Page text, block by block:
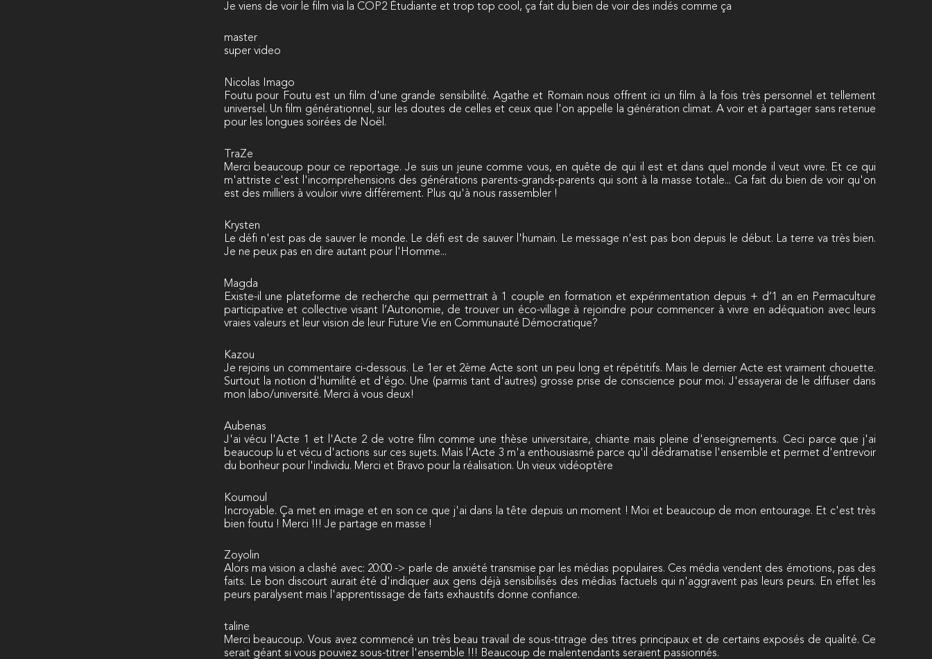
Je viens de voir le film via la COP2 Étudiante et trop top cool, ça fait du bien de voir des indés comme ça
master
super video
Nicolas Imago
Foutu pour Foutu est un film d'une grande sensibilité. Agathe et Romain nous offrent ici un film à la fois très personnel et tellement
universel. Un film générationnel, sur les doutes de celles et ceux que l'on appelle la génération climat. A voir et à partager sans retenue
pour les longues soirées de Noël.
TraZe
Merci beaucoup pour ce reportage. Je suis un jeune comme vous, en quête de qui il est et dans quel monde il veut vivre. Et ce qui
m'attriste c'est l'incomprehensions des générations parents-grands-parents qui sont à la masse totale... Ca fait du bien de voir qu'on
est des milliers à vouloir vivre différement. Plus qu'à nous rassembler !
Krysten
Le défi n'est pas de sauver le monde. Le défi est de sauver l'humain. Le message n'est pas bon depuis le début. La terre va très bien.
Je ne peux pas en dire autant pour l'Homme...
Magda
Existe-il une plateforme de recherche qui permettrait à 1 couple en formation et expérimentation depuis + d’1 an en Permaculture
participative et collective visant l’Autonomie, de trouver un éco-village à rejoindre pour commencer à vivre en adéquation avec leurs
vraies valeurs et leur vision de leur Future Vie en Communauté Démocratique?
Kazou
Je rejoins un commentaire ci-dessous. Le 1er et 2ème Acte sont un peu long et répétitifs. Mais le dernier Acte est vraiment chouette.
Surtout la notion d'humilité et d'égo. Une (parmis tant d'autres) grosse prise de conscience pour moi. J'essayerai de le diffuser dans
mon labo/université. Merci à vous deux!
Aubenas
J'ai vécu l'Acte 1 et l'Acte 2 de votre film comme une thèse universitaire, chiante mais pleine d'enseignements. Ceci parce que j'ai
beaucoup lu et vécu d'actions sur ces sujets. Mais l'Acte 3 m'a enthousiasmé parce qu'il dédramatise l'ensemble et permet d'entrevoir
du bonheur pour l'individu. Merci et Bravo pour la réalisation. Un vieux vidéoptère
Koumoul
Incroyable. Ça met en image et en son ce que j'ai dans la tête depuis un moment ! Moi et beaucoup de mon entourage. Et c'est très
bien foutu ! Merci !!! Je partage en masse !
Zoyolin
Alors ma vision a clashé avec: 20:00 -> parle de anxiété transmise par les médias populaires. Ces média vendent des émotions, pas des
faits. Le bon discourt aurait été d'indiquer aux gens déjà sensibilisés des médias factuels qui n'aggravent pas leurs peurs. En effet les
peurs paralysent mais l'apprentissage de faits exhaustifs donne confiance.
taline
Merci beaucoup. Vous avez commencé un très beau travail de sous-titrage des titres principaux et de certains exposés de qualité. Ce
serait géant si vous pouviez sous-titrer l'ensemble !!! Beaucoup de malentendants seraient passionnés.